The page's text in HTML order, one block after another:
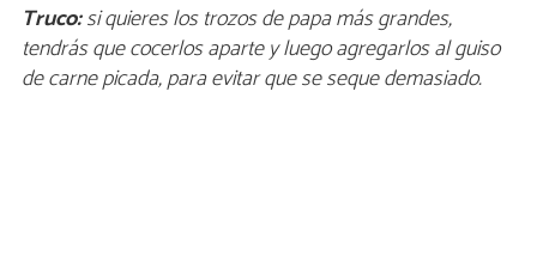
Truco:si quieres los trozos de papa más grandes,
tendrás que cocerlos aparte y luego agregarlos al guiso
de carne picada, para evitar que se seque demasiado.